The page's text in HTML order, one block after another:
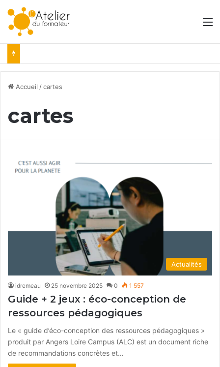
Accueil /cartes
cartes
Actualités
idremeau 25 novembre 2025 0 1 557
Guide + 2 jeux : éco-conception de
ressources pédagogiques
Le « guide d’éco-conception des ressources pédagogiques »
produit par Angers Loire Campus (ALC) est un document riche
de recommandations concrètes et…